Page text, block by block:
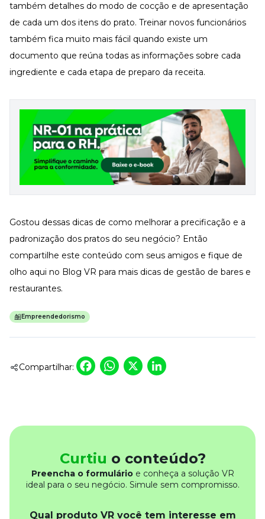
também detalhes do modo de cocção e de apresentação
de cada um dos itens do prato. Treinar novos funcionários
também fica muito mais fácil quando existe um
documento que reúna todas as informações sobre cada
ingrediente e cada etapa de preparo da receita.
Gostou dessas dicas de como melhorar a precificação e a
padronização dos pratos do seu negócio? Então
compartilhe este conteúdo com seus amigos e fique de
olho aqui no Blog VR para mais dicas de gestão de bares e
restaurantes.
Empreendedorismo
Compartilhar: Facebook
WhatsApp
X
Curtiu o conteúdo?
Preencha o formulárioe conheça a solução VR
ideal para o seu negócio. Simule sem compromisso.
Qual produto VR você tem interesse em